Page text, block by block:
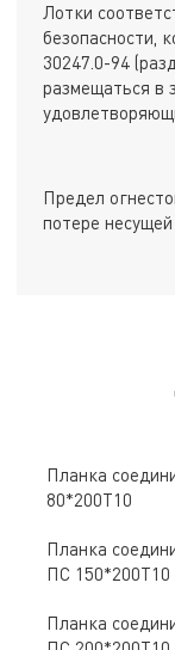
Лотки
безопасности,
30247.0-94
размещаться в
Предел
потере
Планка
80*200Т10
Планка
ПС 150*200Т10
Планка